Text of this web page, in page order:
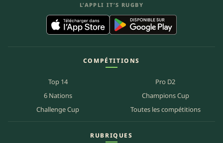
L’APPLI IT’S RUGBY
COMPÉTITIONS
Top 14
Pro D2
6 Nations
Champions Cup
Challenge Cup
Toutes les compétitions
RUBRIQUES